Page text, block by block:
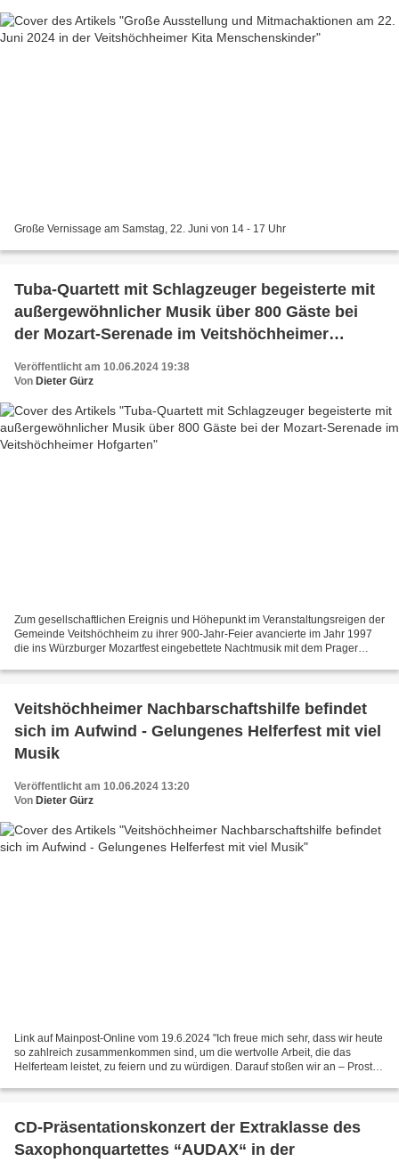
Große Vernissage am Samstag, 22. Juni von 14 - 17 Uhr
Tuba-Quartett mit Schlagzeuger begeisterte mit
außergewöhnlicher Musik über 800 Gäste bei
der Mozart-Serenade im Veitshöchheimer
Veröffentlicht am 10.06.2024 19:38
Von Dieter Gürz
Zum gesellschaftlichen Ereignis und Höhepunkt im Veranstaltungsreigen der
Gemeinde Veitshöchheim zu ihrer 900-Jahr-Feier avancierte im Jahr 1997
die ins Würzburger Mozartfest eingebettete Nachtmusik mit dem Prager
Veitshöchheimer Nachbarschaftshilfe befindet
sich im Aufwind - Gelungenes Helferfest mit viel
Musik
Veröffentlicht am 10.06.2024 13:20
Von Dieter Gürz
Link auf Mainpost-Online vom 19.6.2024 "Ich freue mich sehr, dass wir heute
so zahlreich zusammenkommen sind, um die wertvolle Arbeit, die das
Helferteam leistet, zu feiern und zu würdigen. Darauf stoßen wir an – Prost –
CD-Präsentationskonzert der Extraklasse des
Saxophonquartettes “AUDAX“ in der